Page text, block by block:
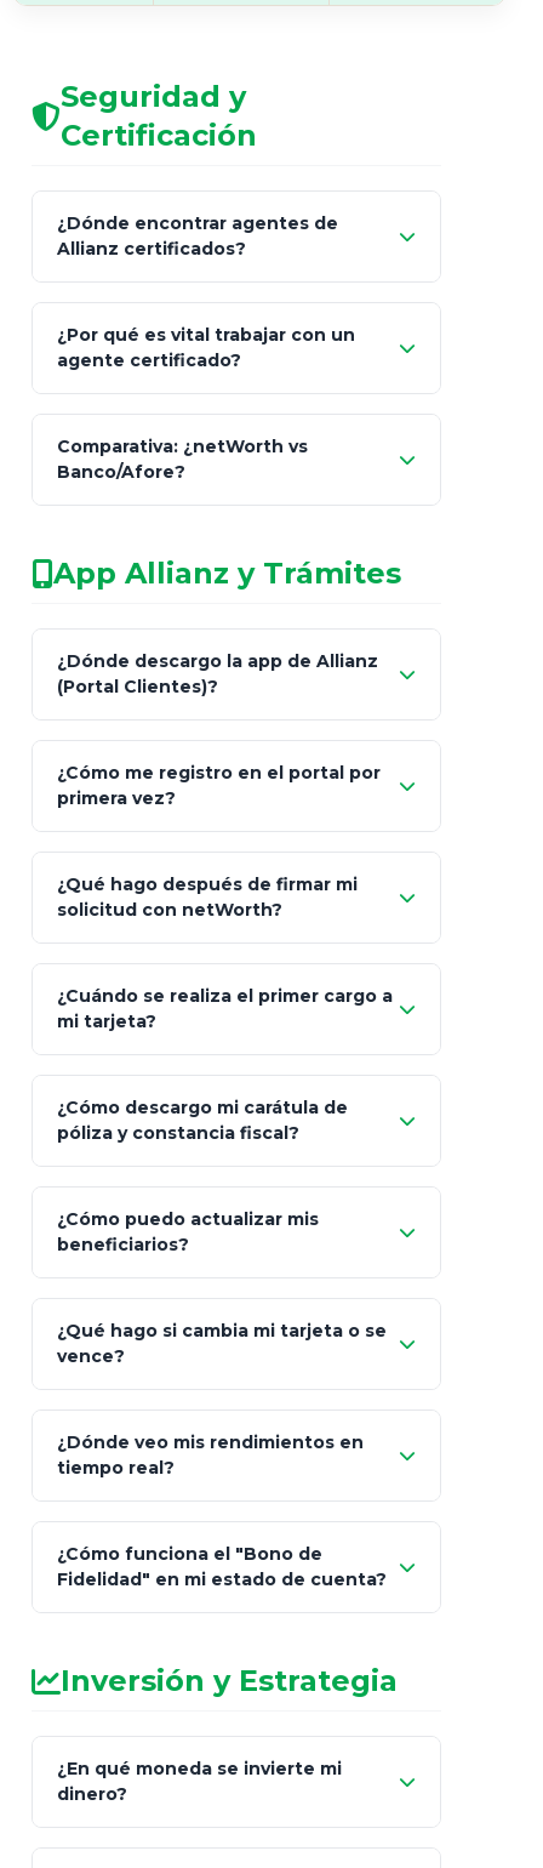
Seguridad y
Certificación
¿Dónde encontrar agentes de
Allianz certificados?
Seguros y Fianzas (CNSF)
netWorth
patrimonio con asesores informales en
redes sociales.
¿Por qué es vital trabajar con un
agente certificado?
consultor técnico
legalmente facultado
Comparativa: ¿netWorth vs
Banco/Afore?
Característica netWorth (Certificado)
Fiscalidad Estrategia Art. 151 / 93
App Allianz y Trámites
¿Dónde descargo la app de Allianz
(Portal Clientes)?
Client"
App Store (iOS) Google Play
¿Cómo me registro en el portal por
primera vez?
Bienvenida
"¿Aún no tienes cuenta?
Regístrate"
¿Qué hago después de firmar mi
solicitud con netWorth?
¿Cuándo se realiza el primer cargo a
mi tarjeta?
¿Cómo descargo mi carátula de
póliza y constancia fiscal?
"Mis Pólizas" > "Documentos"
¿Cómo puedo actualizar mis
beneficiarios?
¿Qué hago si cambia mi tarjeta o se
vence?
"Link
de Cobro Seguro"
¿Dónde veo mis rendimientos en
tiempo real?
¿Cómo funciona el "Bono de
Fidelidad" en mi estado de cuenta?
Inversión y Estrategia
¿En qué moneda se invierte mi
dinero?